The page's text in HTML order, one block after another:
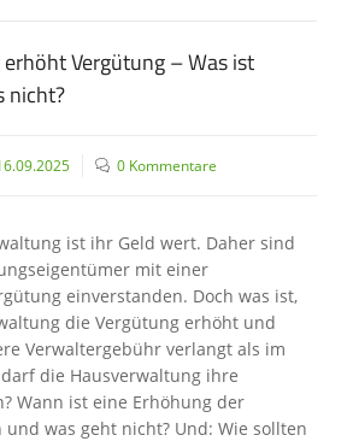
Vergütung – Was ist
nicht?
0 Kommentare
ist ihr Geld wert. Daher sind
mit einer
einverstanden. Doch was ist,
die Vergütung erhöht und
Verwaltergebühr verlangt als im
die Hausverwaltung ihre
Wann ist eine Erhöhung der
was geht nicht? Und: Wie sollten